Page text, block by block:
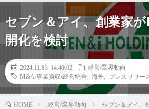
セブン＆アイ、創業家
開化を検討
2024.11.13 14:40:02
経営/業界動向
M&A/事業買収/経営統合
海外 プレスリリー
HOME 経営/業界動向 セブン＆アイ、